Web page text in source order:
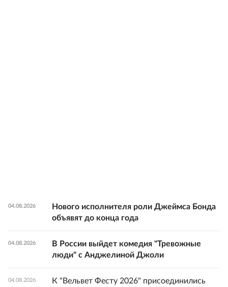
04.08.2026
Нового исполнителя роли Джеймса Бонда
объявят до конца года
04.08.2026
В России выйдет комедия "Тревожные
люди" с Анджелиной Джоли
04.08.2026
К "Вельвет Фесту 2026" присоединились